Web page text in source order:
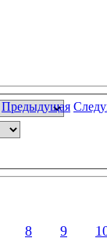
Предыдущая
8 9